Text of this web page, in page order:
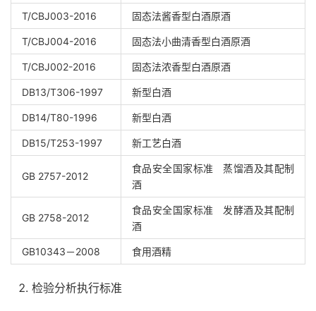
T/CBJ003-2016 固态法酱香型白酒原酒
T/CBJ004-2016 固态法小曲清香型白酒原酒
T/CBJ002-2016 固态法浓香型白酒原酒
DB13/T306-1997 新型白酒
DB14/T80-1996 新型白酒
DB15/T253-1997 新工艺白酒
GB 2757-2012
食品安全国家标准 蒸馏酒及其配制
酒
GB 2758-2012
食品安全国家标准 发酵酒及其配制
酒
GB10343－2008 食用酒精
检验分析执行标准